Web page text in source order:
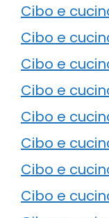
Cibo e
Cibo e
Cibo e
Cibo e
Cibo e
Cibo e
Cibo e
Cibo e